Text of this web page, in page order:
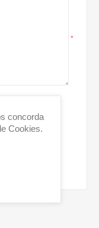
*
concorda
Cookies.